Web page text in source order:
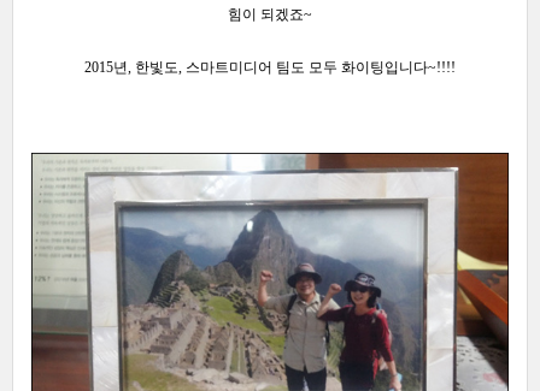
힘이 되겠죠~
2015년, 한빛도, 스마트미디어 팀도 모두 화이팅입니다~!!!!